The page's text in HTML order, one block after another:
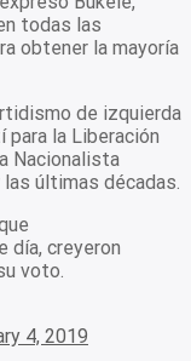
todas las
obtener la mayoría
de izquierda
para la Liberación
Nacionalista
las últimas décadas.
día, creyeron
voto.
4, 2019